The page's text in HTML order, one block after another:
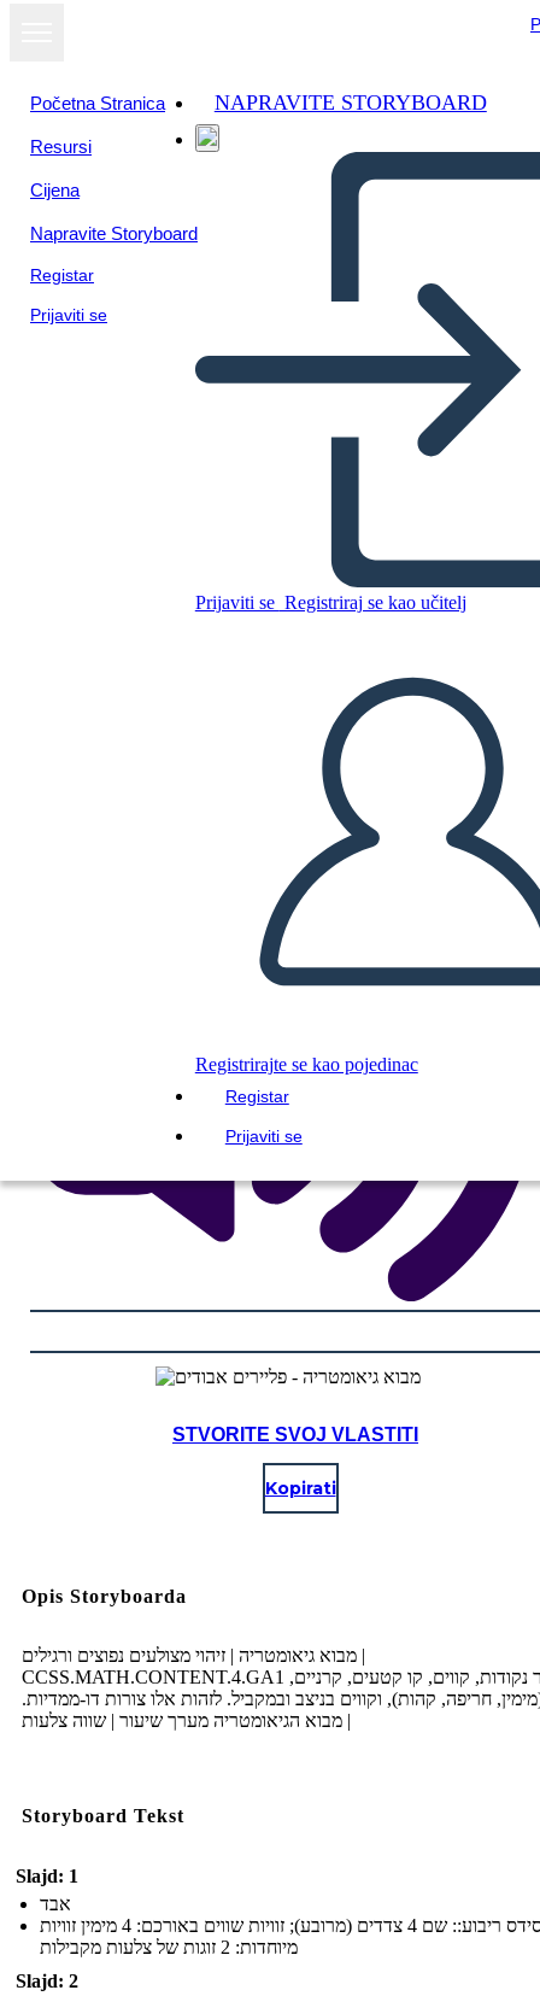
Početna Stranica
Resursi
Cijena
Napravite Storyboard
Registar
Prijaviti se
NAPRAVITE STORYBOARD
Prijaviti se Registriraj se kao učitelj
Registrirajte se kao pojedinac
Registar
Prijaviti se
מבוא גיאומטריה - פליירים
אבודים
Kopirajte ovaj Storyboard
IZRADITE PLOČU SCENARIJA
REPRODUCIRAJ DIJAPROJEKCIJU
ČITAJ MI
STVORITE SVOJ VLASTITI
Kopirati
Opis Storyboarda
מבוא גיאומטריה | זיהוי מצולעים נפוצים ורגילים |
CCSS.MATH.CONTENT.4.GA1 צייר נקודות, קווים, קו קטעים, קרניים,
(מימין, חריפה, קהות), וקווים בניצב ובמקביל. לזהות אלו צורות דו-ממדיות.
| מבוא הגיאומטריה מערך שיעור | שווה צלעות
Storyboard Tekst
Slajd: 1
אבד
סידס ריבוע:: שם 4 צדדים (מרובע); זוויות שווים באורכם: 4 מימין זוויות
מיוחדות: 2 זוגות של צלעות מקבילות
Slajd: 2